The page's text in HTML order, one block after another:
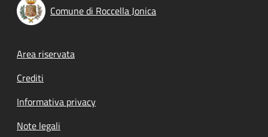
Comune di Roccella Jonica
Footer menu
Area riservata
Crediti
Informativa privacy
Note legali